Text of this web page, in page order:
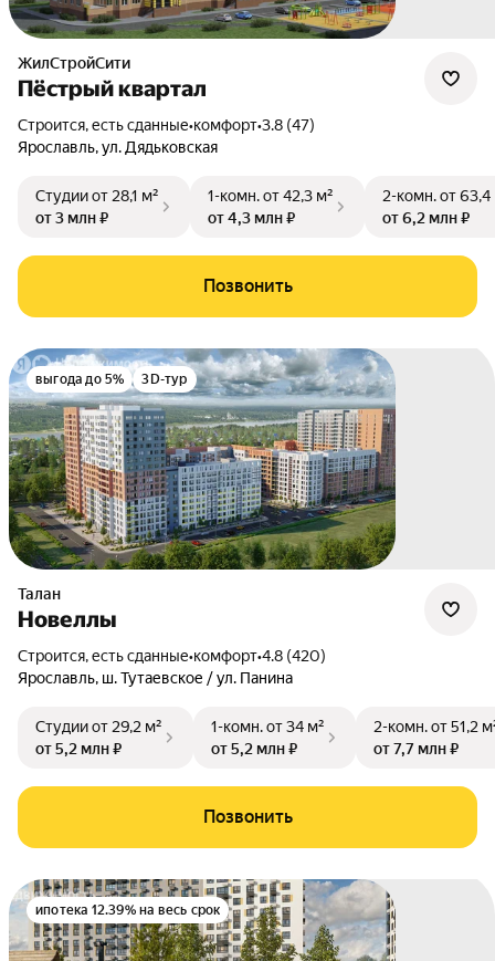
ЖилСтройСити
Пёстрый квартал
Строится, есть сданные•комфорт•3.8 (47)
Ярославль,ул. Дядьковская
Студииот 28,1 м²
от 3 млн ₽
1-комн.от 42,3 м²
от 4,3 млн ₽
2-комн.от 63,4
от 6,2 млн ₽
Позвонить
выгода до 5% 3D-тур
Талан
Новеллы
Строится, есть сданные•комфорт•4.8 (420)
Ярославль, ш. Тутаевское / ул. Панина
Студииот 29,2 м²
от 5,2 млн ₽
1-комн.от 34 м²
от 5,2 млн ₽
2-комн.от 51,2
от 7,7 млн ₽
Позвонить
ипотека 12.39% на весь срок